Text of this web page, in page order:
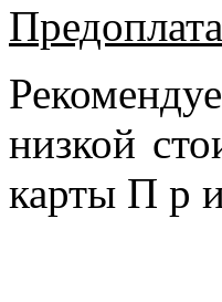
низкой
карты П р